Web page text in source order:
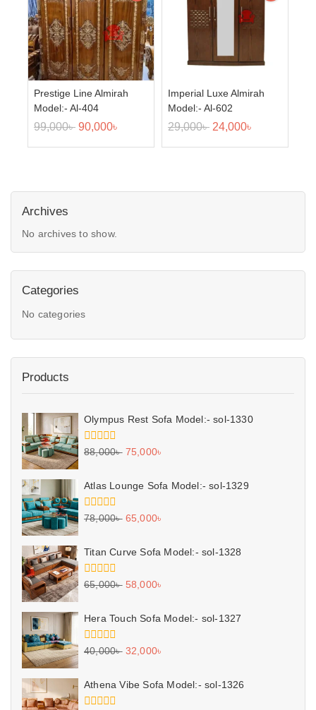
Prestige Line Almirah
Model:- Al-404
99,000৳ 90,000৳
Imperial Luxe Almirah
Model:- Al-602
29,000৳ 24,000৳
Archives
No archives to show.
Categories
No categories
Products
Olympus Rest Sofa Model:- sol-1330
0
5
88,000৳ 75,000৳
Atlas Lounge Sofa Model:- sol-1329
0
5
78,000৳ 65,000৳
Titan Curve Sofa Model:- sol-1328
0
5
65,000৳ 58,000৳
Hera Touch Sofa Model:- sol-1327
0
5
40,000৳ 32,000৳
Athena Vibe Sofa Model:- sol-1326